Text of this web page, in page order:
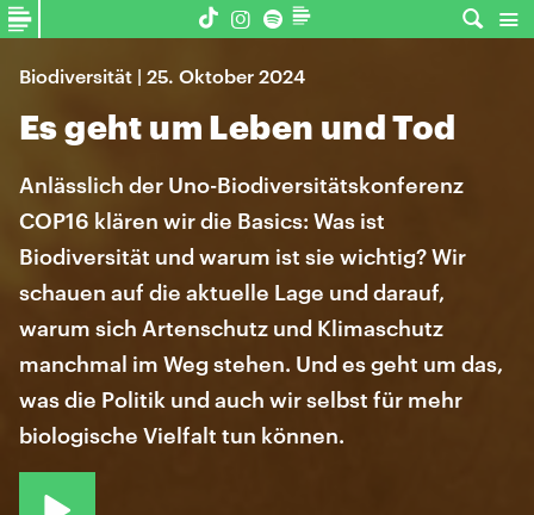
Biodiversität | 25. Oktober 2024
Es geht um Leben und Tod
Anlässlich der Uno-Biodiversitätskonferenz
COP16 klären wir die Basics: Was ist
Biodiversität und warum ist sie wichtig? Wir
schauen auf die aktuelle Lage und darauf,
warum sich Artenschutz und Klimaschutz
manchmal im Weg stehen. Und es geht um das,
was die Politik und auch wir selbst für mehr
biologische Vielfalt tun können.